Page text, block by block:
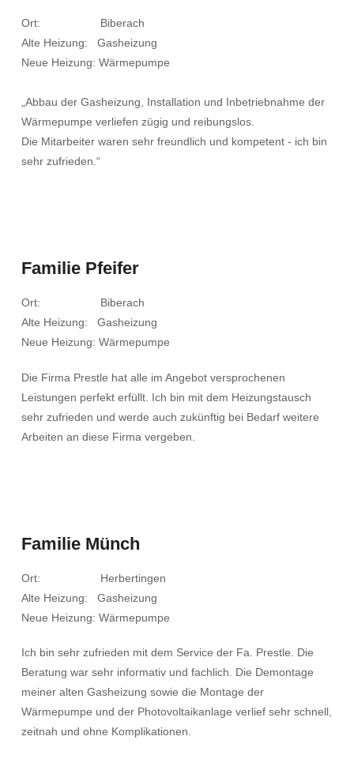
Ort: Biberach
Alte Heizung: Gasheizung
Neue Heizung: Wärmepumpe
„Abbau der Gasheizung, Installation und Inbetriebnahme der
Wärmepumpe verliefen zügig und reibungslos.
Die Mitarbeiter waren sehr freundlich und kompetent - ich bin
sehr zufrieden.“
Familie Pfeifer
Ort: Biberach
Alte Heizung: Gasheizung
Neue Heizung: Wärmepumpe
Die Firma Prestle hat alle im Angebot versprochenen
Leistungen perfekt erfüllt. Ich bin mit dem Heizungstausch
sehr zufrieden und werde auch zukünftig bei Bedarf weitere
Arbeiten an diese Firma vergeben.
Familie Münch
Ort: Herbertingen
Alte Heizung: Gasheizung
Neue Heizung: Wärmepumpe
Ich bin sehr zufrieden mit dem Service der Fa. Prestle. Die
Beratung war sehr informativ und fachlich. Die Demontage
meiner alten Gasheizung sowie die Montage der
Wärmepumpe und der Photovoltaikanlage verlief sehr schnell,
zeitnah und ohne Komplikationen.